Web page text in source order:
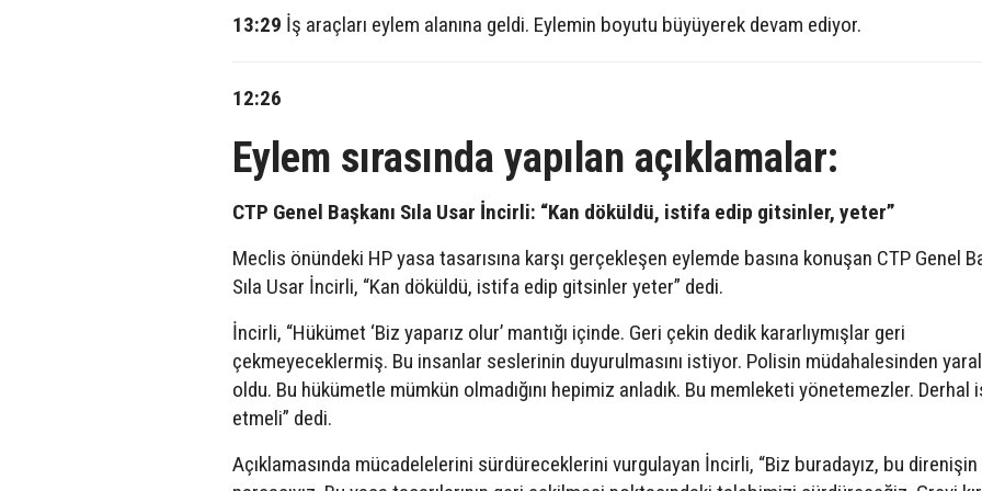
13:29 İş araçları eylem alanına geldi. Eylemin boyutu büyüyerek devam ediyor.
12:26
Eylem sırasında yapılan açıklamalar:
CTP Genel Başkanı Sıla Usar İncirli: “Kan döküldü, istifa edip gitsinler, yeter”
Meclis önündeki HP yasa tasarısına karşı gerçekleşen eylemde basına konuşan CTP Genel
Sıla Usar İncirli, “Kan döküldü, istifa edip gitsinler yeter” dedi.
İncirli, “Hükümet ‘Biz yaparız olur’ mantığı içinde. Geri çekin dedik kararlıymışlar geri
çekmeyeceklermiş. Bu insanlar seslerinin duyurulmasını istiyor. Polisin müdahalesinden
oldu. Bu hükümetle mümkün olmadığını hepimiz anladık. Bu memleketi yönetemezler. Derhal
etmeli” dedi.
Açıklamasında mücadelelerini sürdüreceklerini vurgulayan İncirli, “Biz buradayız, bu